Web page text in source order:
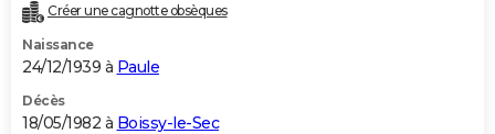
Créer une cagnotte obsèques
Naissance
24/12/1939 à Paule
Décès
18/05/1982 à Boissy-le-Sec